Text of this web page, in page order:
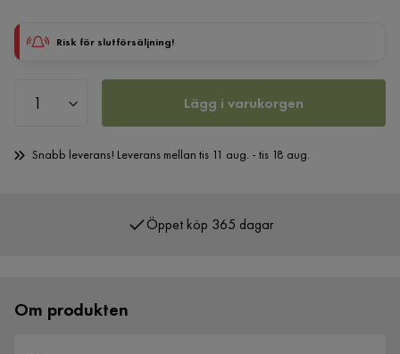
Risk för slutförsäljning!
Lägg i varukorgen
Snabb leverans! Leverans mellan tis 11 aug. - tis 18 aug.
Öppet köp 365 dagar
Om produkten